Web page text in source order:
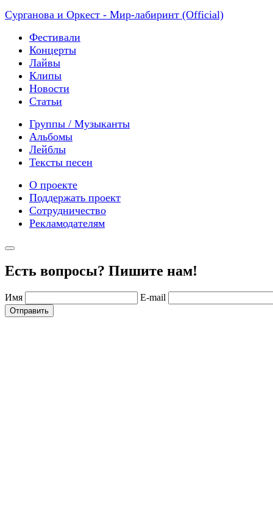
Сурганова и Оркест - Мир-лабиринт (Official)
Фестивали
Концерты
Лайвы
Клипы
Новости
Статьи
Группы / Музыканты
Альбомы
Лейблы
Тексты песен
О проекте
Поддержать проект
Сотрудничество
Рекламодателям
Есть вопросы? Пишите нам!
Имя E-mail